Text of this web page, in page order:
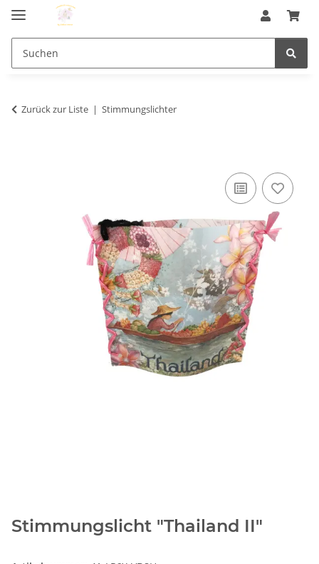
Zurück zur Liste Stimmungslichter
Stimmungslicht "Thailand II"